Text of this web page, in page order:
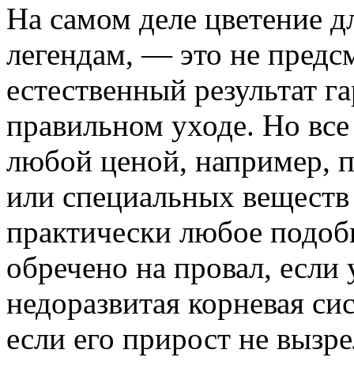
На самом деле цветение
легендам, — это не
естественный результат
правильном уходе. Но все
любой ценой, например,
или специальных
практически любое
обречено на провал, если
недоразвитая корневая
если его прирост не